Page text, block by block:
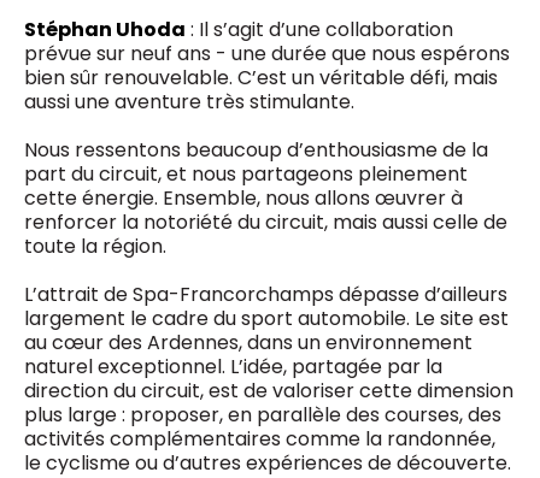
Stéphan Uhoda : Il s’agit d’une collaboration
prévue sur neuf ans - une durée que nous espérons
bien sûr renouvelable. C’est un véritable défi, mais
aussi une aventure très stimulante.
Nous ressentons beaucoup d’enthousiasme de la
part du circuit, et nous partageons pleinement
cette énergie. Ensemble, nous allons œuvrer à
renforcer la notoriété du circuit, mais aussi celle de
toute la région.
L’attrait de Spa-Francorchamps dépasse d’ailleurs
largement le cadre du sport automobile. Le site est
au cœur des Ardennes, dans un environnement
naturel exceptionnel. L’idée, partagée par la
direction du circuit, est de valoriser cette dimension
plus large : proposer, en parallèle des courses, des
activités complémentaires comme la randonnée,
le cyclisme ou d’autres expériences de découverte.